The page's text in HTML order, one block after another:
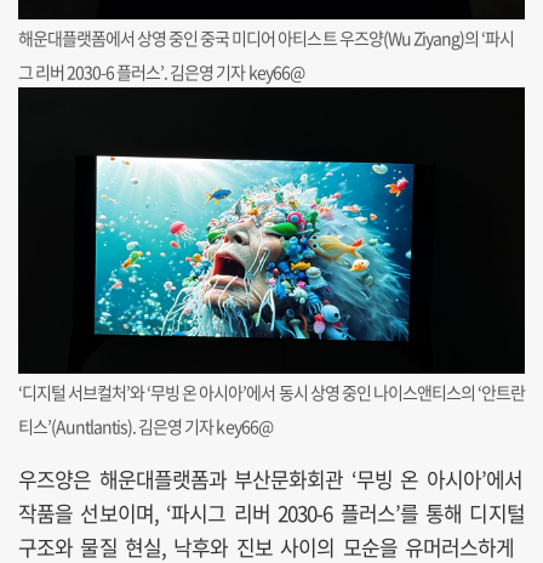
해운대플랫폼에서 상영 중인 중국 미디어 아티스트 우즈양(Wu Ziyang)의 ‘파시
그 리버 2030-6 플러스’. 김은영 기자 key66@
‘디지털 서브컬처’와 ‘무빙 온 아시아’에서 동시 상영 중인 나이스앤티스의 ‘안트란
티스’(Auntlantis). 김은영 기자 key66@
우즈양은 해운대플랫폼과 부산문화회관 ‘무빙 온 아시아’에서
작품을 선보이며, ‘파시그 리버 2030-6 플러스’를 통해 디지털
구조와 물질 현실, 낙후와 진보 사이의 모순을 유머러스하게